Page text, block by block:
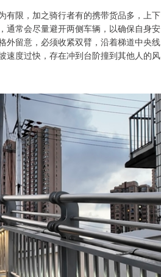
有限，加之骑行者有的携带货品多，上下
通常会尽量避开两侧车辆，以确保自身安
外留意，必须收紧双臂，沿着梯道中央线
速度过快，存在冲到台阶撞到其他人的风